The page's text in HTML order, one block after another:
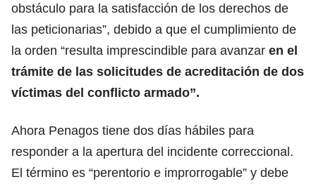
obstáculo para la satisfacción de los derechos de
las peticionarias”, debido a que el cumplimiento de
la orden “resulta imprescindible para avanzar en el
trámite de las solicitudes de acreditación de dos
víctimas del conflicto armado”.
Ahora Penagos tiene dos días hábiles para
responder a la apertura del incidente correccional.
El término es “perentorio e improrrogable” y debe